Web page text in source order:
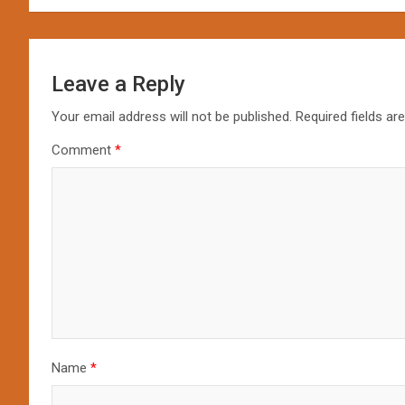
Leave a Reply
Your email address will not be published. Required fields
Comment *
Name *